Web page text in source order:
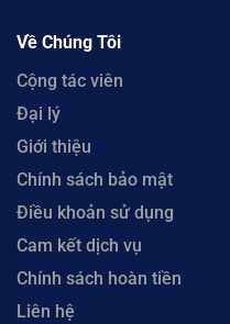
Về Chúng Tôi
Cộng tác viên
Đại lý
Giới thiệu
Chính sách bảo mật
Điều khoản sử dụng
Cam kết dịch vụ
Chính sách hoàn tiền
Liên hệ